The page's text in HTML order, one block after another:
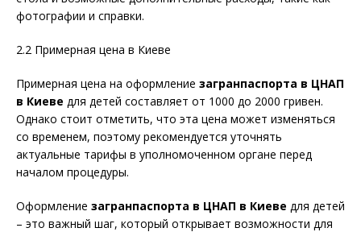
фотографии и справки.
2.2 Примерная цена в Киеве
Примерная цена на оформление загранпаспорта в ЦНАП
в Киеве для детей составляет от 1000 до 2000 гривен.
Однако стоит отметить, что эта цена может изменяться
со временем, поэтому рекомендуется уточнять
актуальные тарифы в уполномоченном органе перед
началом процедуры.
Оформление загранпаспорта в ЦНАП в Киеве для детей
– это важный шаг, который открывает возможности для